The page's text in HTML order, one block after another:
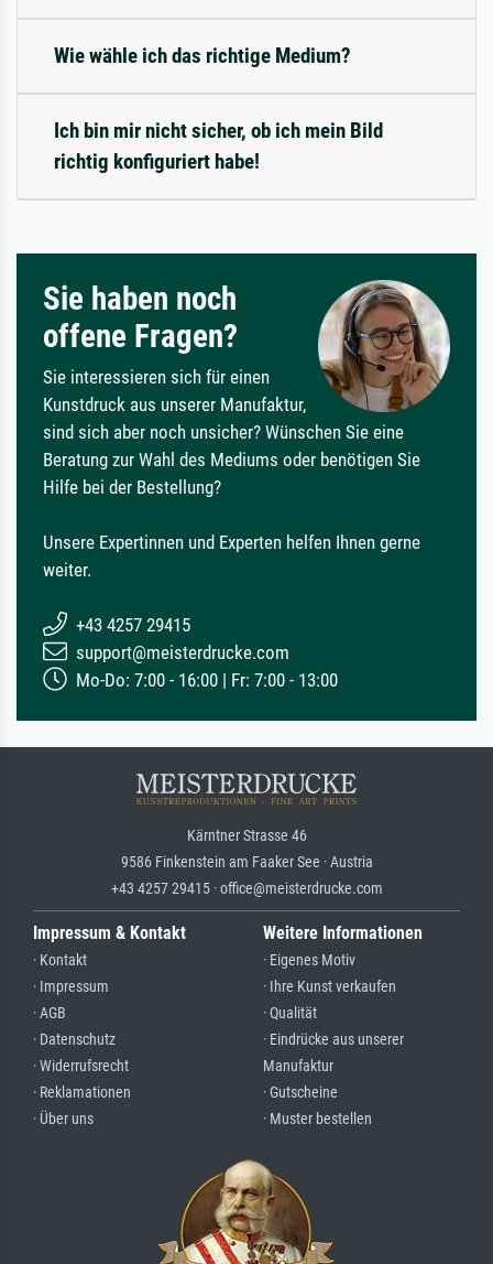
Wie wähle ich das richtige Medium?
Ich bin mir nicht sicher, ob ich mein Bild
richtig konfiguriert habe!
Sie haben noch
offene Fragen?
Sie interessieren sich für einen
Kunstdruck aus unserer Manufaktur,
sind sich aber noch unsicher? Wünschen Sie eine
Beratung zur Wahl des Mediums oder benötigen Sie
Hilfe bei der Bestellung?
Unsere Expertinnen und Experten helfen Ihnen gerne
weiter.
+43 4257 29415
support@meisterdrucke.com
Mo-Do: 7:00 - 16:00 | Fr: 7:00 - 13:00
Kärntner Strasse 46
9586 Finkenstein am Faaker See · Austria
+43 4257 29415 · office@meisterdrucke.com
Impressum & Kontakt
· Kontakt
· Impressum
· AGB
· Datenschutz
· Widerrufsrecht
· Reklamationen
· Über uns
Weitere Informationen
· Eigenes Motiv
· Ihre Kunst verkaufen
· Qualität
· Eindrücke aus unserer
Manufaktur
· Gutscheine
· Muster bestellen